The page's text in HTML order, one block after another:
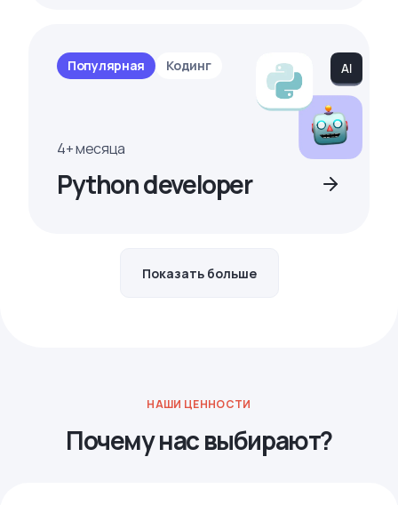
Популярная Кодинг
4+ месяца
Python developer
Показать больше
НАШИ ЦЕННОСТИ
Почему нас выбирают?